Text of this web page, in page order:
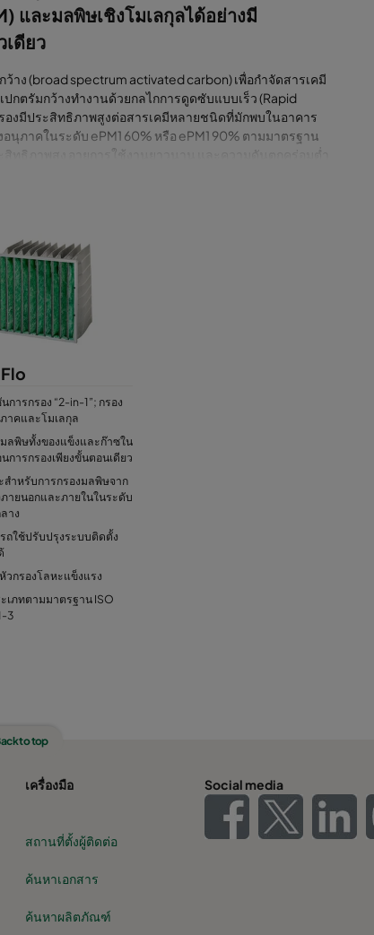
และมลพิษเชิงโมเลกุลได้อย่างมี
ดียว
ง (broad spectrum activated carbon) เพื่อกำจัดสารเคมี
กตรัมกว้างทำงานด้วยกลไกการดูดซับแบบเร็ว (Rapid
องมีประสิทธิภาพสูงต่อสารเคมีหลายชนิดที่มักพบในอาคาร
นุภาคในระดับ ePM1 60% หรือ ePM1 90% ตามมาตรฐาน
ทธิภาพสูง อายุการใช้งานยาวนาน และความดันตกคร่อมต่ำ
การกรอง “2-in-1”; กรอง
าคและโมเลกุล
ลพิษทั้งของแข็งและก๊าซใน
การกรองเพียงขั้นตอนเดียว
สำหรับการกรองมลพิษจาก
ายนอกและภายในในระดับ
าง
ถใช้ปรับปรุงระบบติดตั้ง
วกรองโลหะแข็งแรง
เภทตามมาตรฐาน ISO
3
to top
เครื่องมือ
สถานที่ตั้งผู้ติดต่อ
ค้นหาเอกสาร
ค้นหาผลิตภัณฑ์
Social media